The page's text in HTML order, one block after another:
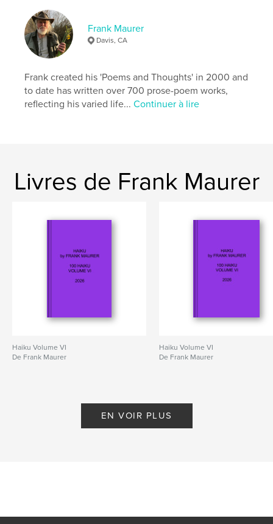
memoir Frank Maurer
Davis, CA
Frank created his 'Poems and Thoughts' in 2000 and
to date has written over 700 prose-poem works,
reflecting his varied life...Continuer à lire
Livres de Frank Maurer
Haiku Volume VI
De Frank Maurer
Haiku Volume VI
De Frank Maurer
EN VOIR PLUS